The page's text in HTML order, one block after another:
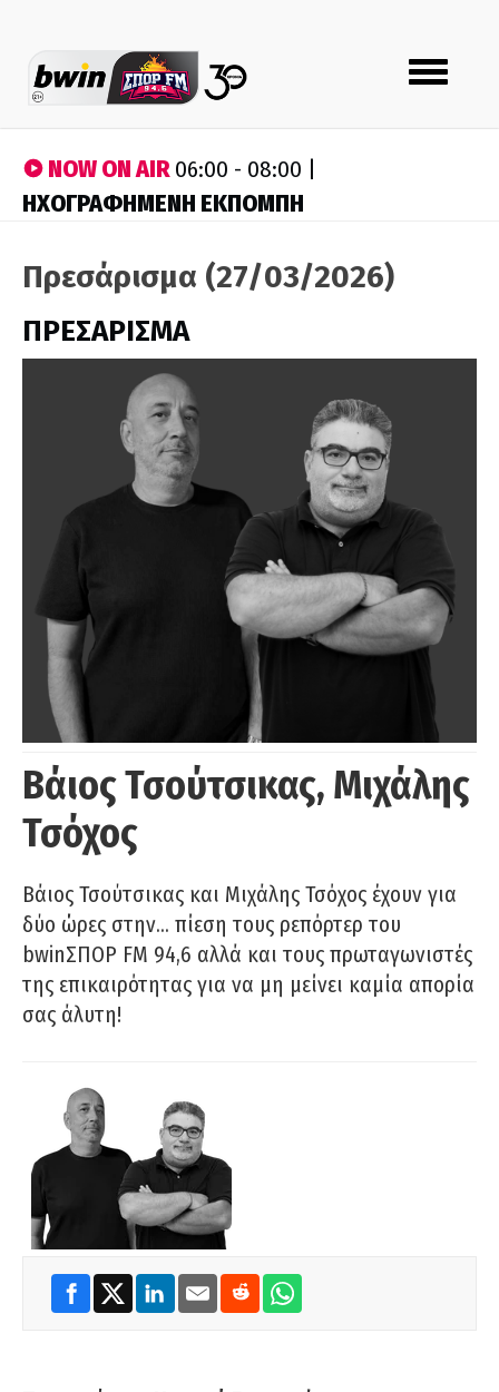
Toggle
navigation
NOW ON AIR06:00 - 08:00 |
ΗΧΟΓΡΑΦΗΜΕΝΗ ΕΚΠΟΜΠΗ
Πρεσάρισμα (27/03/2026)
ΠΡΕΣΑΡΙΣΜΑ
Βάιος Τσούτσικας, Μιχάλης
Τσόχος
Βάιος Τσούτσικας και Μιχάλης Τσόχος έχουν για
δύο ώρες στην… πίεση τους ρεπόρτερ του
bwinΣΠΟΡ FM 94,6 αλλά και τους πρωταγωνιστές
της επικαιρότητας για να μη μείνει καμία απορία
σας άλυτη!